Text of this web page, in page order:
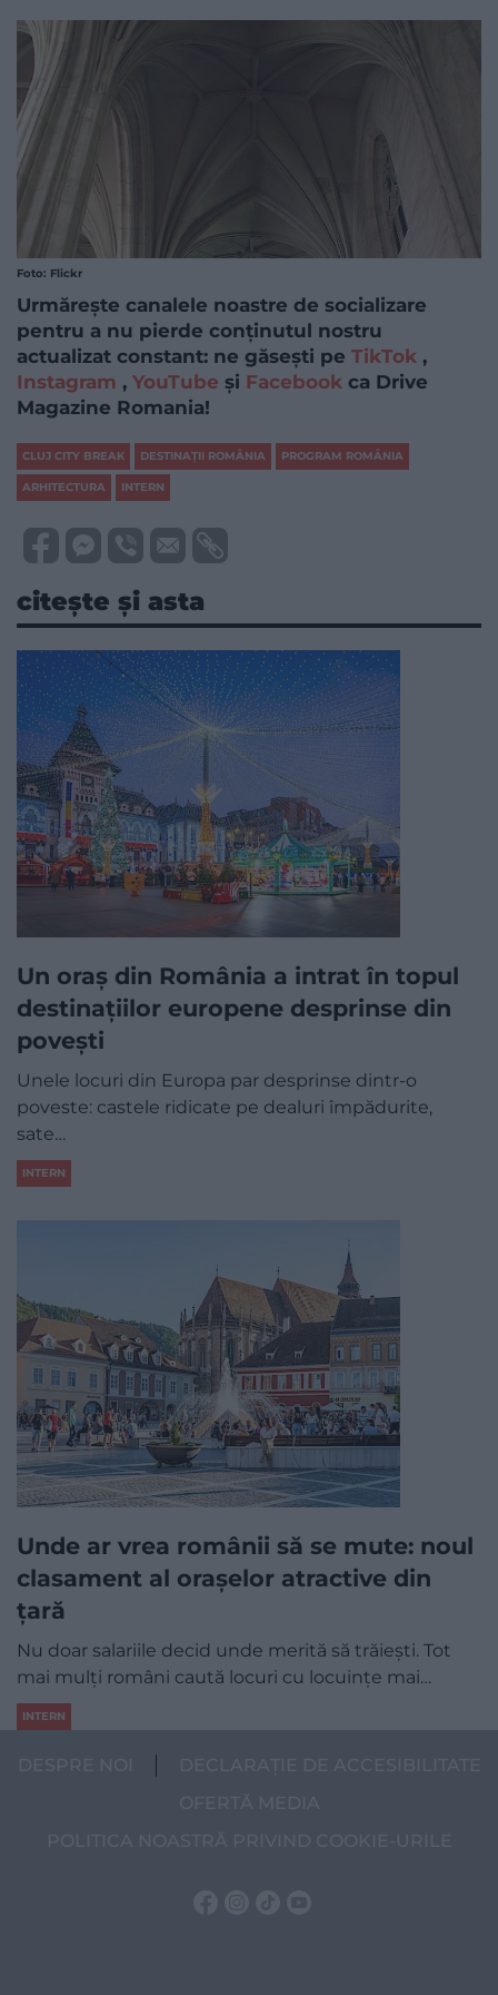
Foto: Flickr
Urmărește canalele noastre de socializare
pentru a nu pierde conținutul nostru
actualizat constant: ne găsești pe TikTok ,
Instagram , YouTube și Facebook ca Drive
Magazine Romania!
CLUJ CITY BREAK DESTINAȚII ROMÂNIA PROGRAM ROMÂNIA
ARHITECTURA INTERN
citește și asta
Un oraș din România a intrat în topul
destinațiilor europene desprinse din
povești
Unele locuri din Europa par desprinse dintr-o
poveste: castele ridicate pe dealuri împădurite,
sate…
INTERN
Unde ar vrea românii să se mute: noul
clasament al orașelor atractive din
țară
Nu doar salariile decid unde merită să trăiești. Tot
mai mulți români caută locuri cu locuințe mai…
INTERN